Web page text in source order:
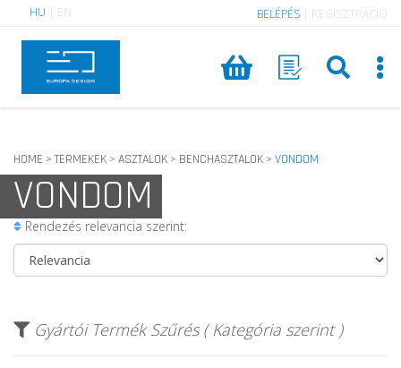
HU EN BELÉPÉS REGISZTRÁCIÓ
HOME > TERMEKEK > ASZTALOK > BENCHASZTALOK > VONDOM
VONDOM
Rendezés relevancia szerint:
Gyártói Termék Szűrés ( Kategória szerint )